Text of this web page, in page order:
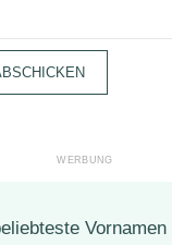
Vornamen